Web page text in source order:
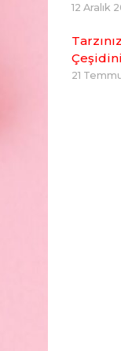
12 Aralık
21